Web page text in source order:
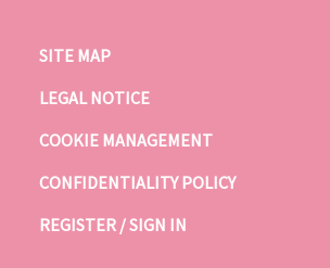
SITE MAP
LEGAL NOTICE
COOKIE MANAGEMENT
CONFIDENTIALITY POLICY
REGISTER / SIGN IN